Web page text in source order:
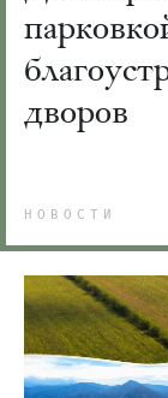
дворов
НОВОСТИ